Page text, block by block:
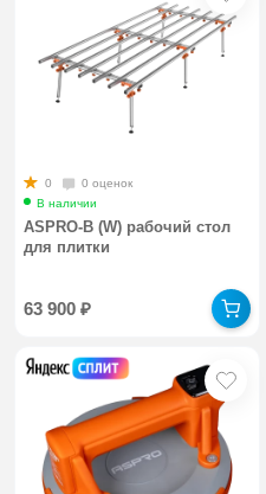
0
0 оценок
В наличии
ASPRO-В (W) рабочий стол
для плитки
63 900₽